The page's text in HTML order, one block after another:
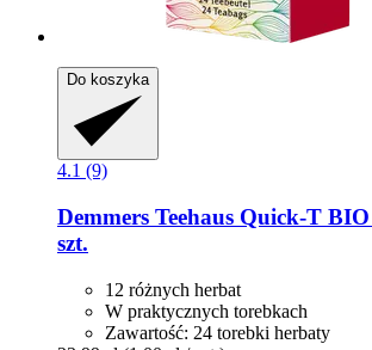
Do koszyka
4.1 (9)
Demmers Teehaus Quick-​T BIO
szt.
12 różnych herbat
W praktycznych torebkach
Zawartość: 24 torebki herbaty